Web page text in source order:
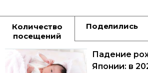
Количество
посещений
Поделились
Падение
Японии: в